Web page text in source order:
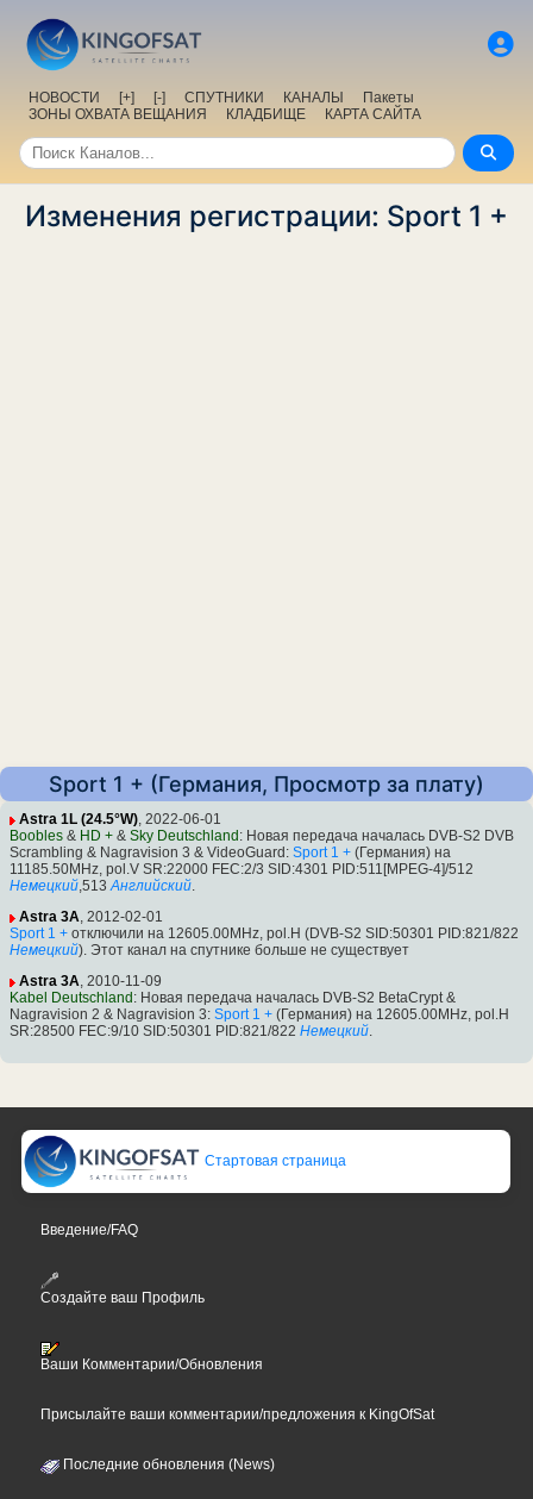
НОВОСТИ [+] [-] СПУТНИКИ КАНАЛЫ
Пакеты
ЗОНЫ ОХВАТА ВЕЩАНИЯ
КЛАДБИЩЕ КАРТА САЙТА
Изменения регистрации: Sport 1 +
Sport 1 + (Германия, Просмотр за плату)
Astra 1L (24.5°W), 2022-06-01
Boobles & HD + & Sky Deutschland : Новая передача началась DVB-S2 DVB
Scrambling & Nagravision 3 & VideoGuard: Sport 1 + (Германия) на
11185.50MHz, pol.V SR:22000 FEC:2/3 SID:4301 PID:511[MPEG-4]/512
Немецкий,513 Английский.
Astra 3A, 2012-02-01
Sport 1 + отключили на 12605.00MHz, pol.H (DVB-S2 SID:50301 PID:821/822
Немецкий). Этот канал на спутнике больше не существует
Astra 3A, 2010-11-09
Kabel Deutschland : Новая передача началась DVB-S2 BetaCrypt &
Nagravision 2 & Nagravision 3: Sport 1 + (Германия) на 12605.00MHz, pol.H
SR:28500 FEC:9/10 SID:50301 PID:821/822 Немецкий.
Стартовая страница
Введение/FAQ
Создайте ваш Профиль
Ваши Комментарии/Обновления
Присылайте ваши комментарии/предложения к KingOfSat
Последние обновления (News)